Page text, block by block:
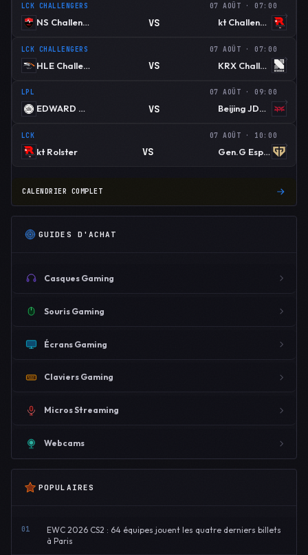
LCK CHALLENGERS 07 AOÛT · 07:00
NS Challengers VS kt Challengers
LCK CHALLENGERS 07 AOÛT · 07:00
HLE Challengers VS KRX Challengers
LPL 07 AOÛT · 09:00
EDWARD GAMING VS Beijing JDG Esports
LCK 07 AOÛT · 10:00
kt Rolster VS Gen.G Esports
CALENDRIER COMPLET
GUIDES D'ACHAT
Casques Gaming
Souris Gaming
Écrans Gaming
Claviers Gaming
Micros Streaming
Webcams
POPULAIRES
01
EWC 2026 CS2 : 64 équipes jouent les quatre derniers billets
à Paris